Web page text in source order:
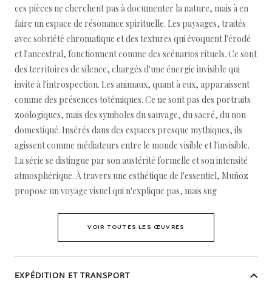
ces pièces ne cherchent pas à documenter la nature, mais à en
faire un espace de résonance spirituelle. Les paysages, traités
avec sobriété chromatique et des textures qui évoquent l'érodé
et l'ancestral, fonctionnent comme des scénarios rituels. Ce sont
des territoires de silence, chargés d'une énergie invisible qui
invite à l'introspection. Les animaux, quant à eux, apparaissent
comme des présences totémiques. Ce ne sont pas des portraits
zoologiques, mais des symboles du sauvage, du sacré, du non
domestiqué. Insérés dans des espaces presque mythiques, ils
agissent comme médiateurs entre le monde visible et l'invisible.
La série se distingue par son austérité formelle et son intensité
atmosphérique. À travers une esthétique de l'essentiel, Muñoz
propose un voyage visuel qui n'explique pas, mais sug
VOIR TOUTES LES ŒUVRES
EXPÉDITION ET TRANSPORT